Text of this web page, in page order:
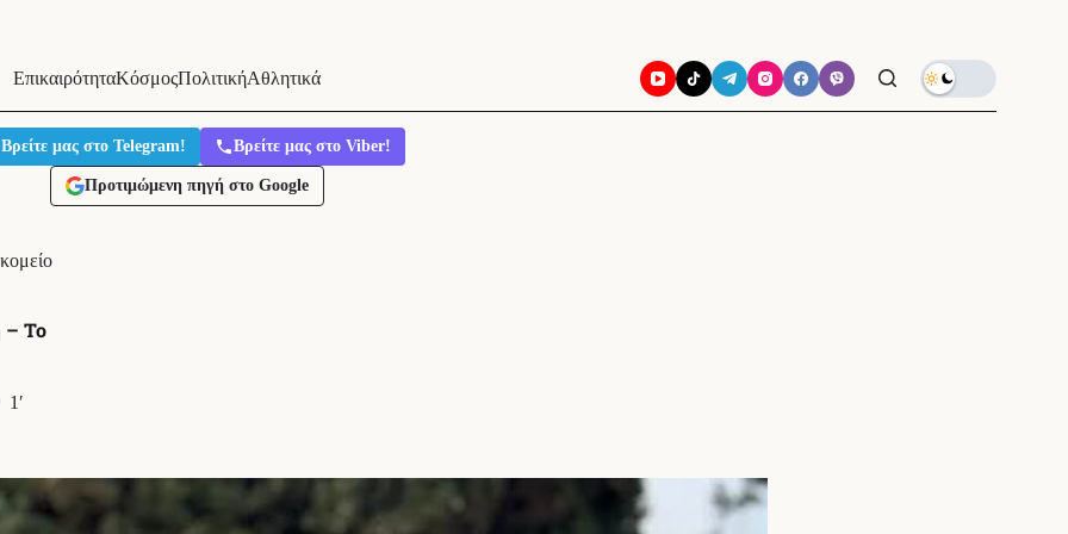
ΕπικαιρότηταΚόσμοςΠολιτικήΑθλητικά
Βρείτε μας στο Telegram! Βρείτε μας στο Viber!
Προτιμώμενη πηγή στο Google
– Το
1′